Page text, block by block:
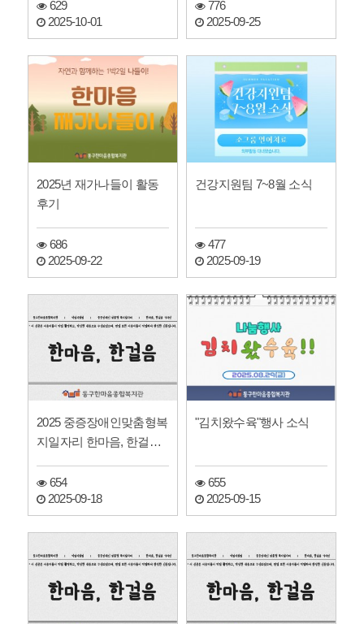
629
2025-10-01
776
2025-09-25
2025년 재가나들이 활동
후기
686
2025-09-22
건강지원팀 7~8월 소식
477
2025-09-19
2025 중증장애인맞춤형복
지일자리 한마음, 한걸음
654
2025-09-18
"김치왔수육"행사 소식
655
2025-09-15